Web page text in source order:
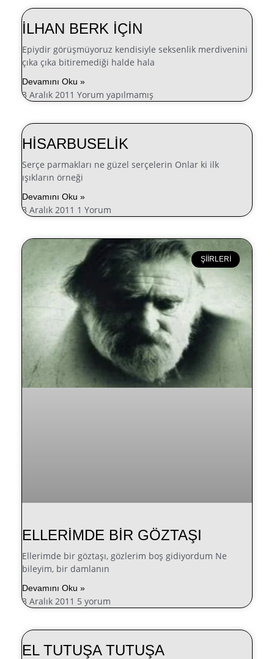
İLHAN BERK İÇİN
Epiydir görüşmüyoruz kendisiyle seksenlik merdivenini
çıka çıka bitiremediği halde hala
Devamını Oku »
3 Aralık 2011 Yorum yapılmamış
HİSARBUSELİK
Serçe parmakları ne güzel serçelerin Onlar ki ilk
ışıkların örneği
Devamını Oku »
3 Aralık 2011 1 Yorum
ŞIIRLERI
ELLERİMDE BİR GÖZTAŞI
Ellerimde bir göztaşı, gözlerim boş gidiyordum Ne
bileyim, bir damlanın
Devamını Oku »
3 Aralık 2011 5 yorum
EL TUTUŞA TUTUŞA